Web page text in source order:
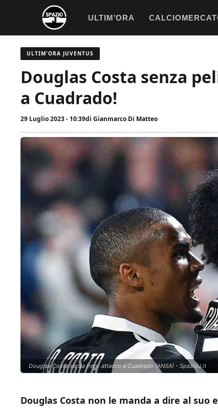
contenuto
ULTIM’ORA
ULTIM'ORA JUVENTUS
Douglas Costa senza
a Cuadrado!
29 Luglio 2023 - 10:39di Gianmarco Di Matteo
Douglas Costa senza freni: attacco a Cuadrado (ANSA) - SpazioJ.it
Douglas Costa non le manda a dire al suo